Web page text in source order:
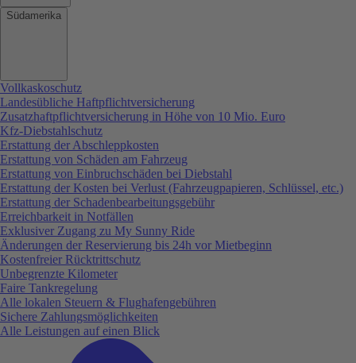
Südamerika
Vollkaskoschutz
Landesübliche Haftpflichtversicherung
Zusatzhaftpflichtversicherung in Höhe von 10 Mio. Euro
Kfz-Diebstahlschutz
Erstattung der Abschleppkosten
Erstattung von Schäden am Fahrzeug
Erstattung von Einbruchschäden bei Diebstahl
Erstattung der Kosten bei Verlust (Fahrzeugpapieren, Schlüssel, etc.)
Erstattung der Schadenbearbeitungsgebühr
Erreichbarkeit in Notfällen
Exklusiver Zugang zu My Sunny Ride
Änderungen der Reservierung bis 24h vor Mietbeginn
Kostenfreier Rücktrittschutz
Unbegrenzte Kilometer
Faire Tankregelung
Alle lokalen Steuern & Flughafengebühren
Sichere Zahlungsmöglichkeiten
Alle Leistungen auf einen Blick